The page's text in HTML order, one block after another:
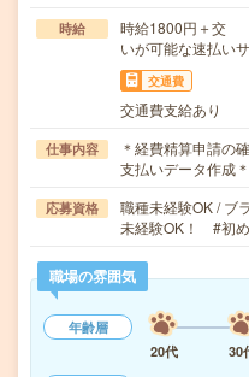
時給
時給1800円＋交
いが可能な速払い
交通費
交通費支給あり
仕事内容
＊経費精算申請の
支払いデータ作成
応募資格
職種未経験OK / ブ
未経験OK！ #初
職場の雰囲気
年齢層
20代
30